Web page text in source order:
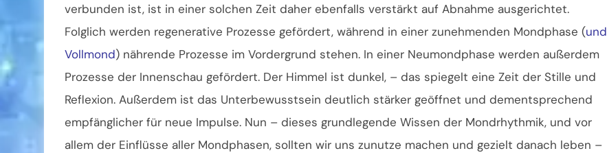
verbunden ist, ist in einer solchen Zeit daher ebenfalls verstärkt auf Abnahme ausgerichtet.
Folglich werden regenerative Prozesse gefördert, während in einer zunehmenden Mondphase (und
Vollmond) nährende Prozesse im Vordergrund stehen. In einer Neumondphase werden außerdem
Prozesse der Innenschau gefördert. Der Himmel ist dunkel, – das spiegelt eine Zeit der Stille und
Reflexion. Außerdem ist das Unterbewusstsein deutlich stärker geöffnet und dementsprechend
empfänglicher für neue Impulse. Nun – dieses grundlegende Wissen der Mondrhythmik, und vor
allem der Einflüsse aller Mondphasen, sollten wir uns zunutze machen und gezielt danach leben –